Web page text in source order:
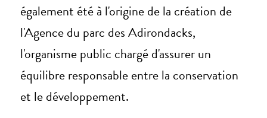
également été à l'origine de la création de
l'Agence du parc des Adirondacks,
l'organisme public chargé d'assurer un
équilibre responsable entre la conservation
et le développement.